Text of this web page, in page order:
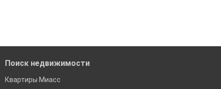
Поиск недвижимости
Квартиры Миасс